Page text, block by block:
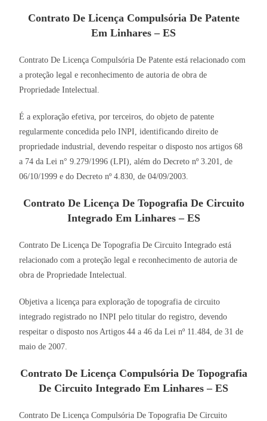
Contrato De Licença Compulsória De Patente
Em Linhares – ES
Contrato De Licença Compulsória De Patente está relacionado com
a proteção legal e reconhecimento de autoria de obra de
Propriedade Intelectual.
É a exploração efetiva, por terceiros, do objeto de patente
regularmente concedida pelo INPI, identificando direito de
propriedade industrial, devendo respeitar o disposto nos artigos 68
a 74 da Lei n° 9.279/1996 (LPI), além do Decreto nº 3.201, de
06/10/1999 e do Decreto nº 4.830, de 04/09/2003.
Contrato De Licença De Topografia De Circuito
Integrado Em Linhares – ES
Contrato De Licença De Topografia De Circuito Integrado está
relacionado com a proteção legal e reconhecimento de autoria de
obra de Propriedade Intelectual.
Objetiva a licença para exploração de topografia de circuito
integrado registrado no INPI pelo titular do registro, devendo
respeitar o disposto nos Artigos 44 a 46 da Lei nº 11.484, de 31 de
maio de 2007.
Contrato De Licença Compulsória De Topografia
De Circuito Integrado Em Linhares – ES
Contrato De Licença Compulsória De Topografia De Circuito